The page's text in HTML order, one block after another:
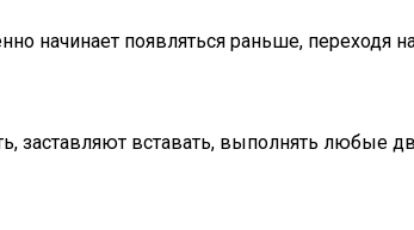
начинает появляться раньше, переходя
заставляют вставать, выполнять любые